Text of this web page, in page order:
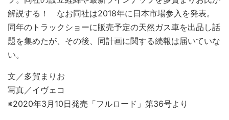
解説する！ なお同社は2018年に日本市場参入を発表。
同年のトラックショーに販売予定の天然ガス車を出品し話
題を集めたが、その後、同計画に関する続報は届いていな
い。
文／多賀まりお
写真／イヴェコ
※2020年3月10日発売「フルロード」第36号より